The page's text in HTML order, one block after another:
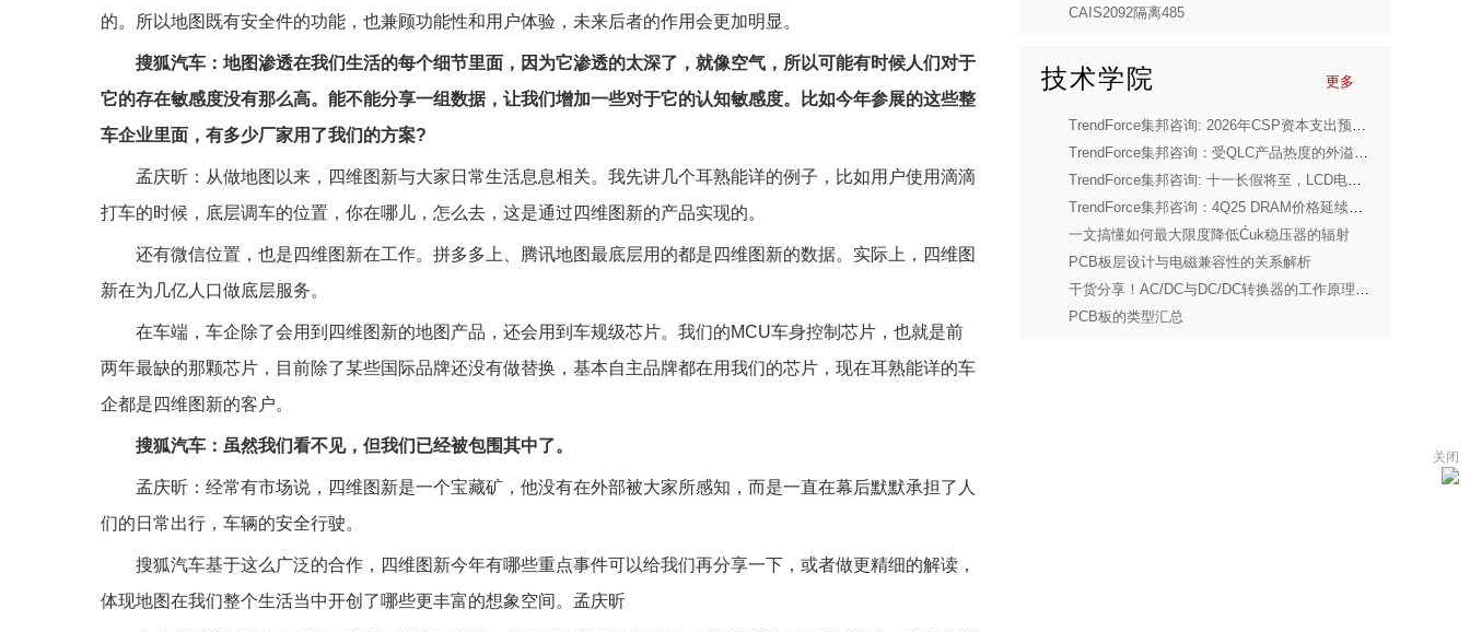
的。所以地图既有安全件的功能，也兼顾功能性和用户体验，未来后者的作用会更加明显。
搜狐汽车：地图渗透在我们生活的每个细节里面，因为它渗透的太深了，就像空气，所以可能有时候人们对于
它的存在敏感度没有那么高。能不能分享一组数据，让我们增加一些对于它的认知敏感度。比如今年参展的这些整
车企业里面，有多少厂家用了我们的方案?
孟庆昕：从做地图以来，四维图新与大家日常生活息息相关。我先讲几个耳熟能详的例子，比如用户使用滴滴
打车的时候，底层调车的位置，你在哪儿，怎么去，这是通过四维图新的产品实现的。
还有微信位置，也是四维图新在工作。拼多多上、腾讯地图最底层用的都是四维图新的数据。实际上，四维图
新在为几亿人口做底层服务。
在车端，车企除了会用到四维图新的地图产品，还会用到车规级芯片。我们的MCU车身控制芯片，也就是前
两年最缺的那颗芯片，目前除了某些国际品牌还没有做替换，基本自主品牌都在用我们的芯片，现在耳熟能详的车
企都是四维图新的客户。
搜狐汽车：虽然我们看不见，但我们已经被包围其中了。
孟庆昕：经常有市场说，四维图新是一个宝藏矿，他没有在外部被大家所感知，而是一直在幕后默默承担了人
们的日常出行，车辆的安全行驶。
搜狐汽车基于这么广泛的合作，四维图新今年有哪些重点事件可以给我们再分享一下，或者做更精细的解读，
体现地图在我们整个生活当中开创了哪些更丰富的想象空间。孟庆昕
CAIS2092隔离485
更多
技术学院
TrendForce集邦咨询: 2026年CSP资本支出预计将高达5,200亿美元，GPU采购与ASIC研发成创新高核心驱动力
TrendForce集邦咨询：受QLC产品热度的外溢效应驱动，预计NAND Flash 4Q25价格将上涨5-10%
TrendForce集邦咨询: 十一长假将至，LCD电视面板大厂计划调降稼动率稳运维
TrendForce集邦咨询：4Q25 DRAM价格延续涨势，服务器需求提前发酵、旧制程产品涨幅仍较大
一文搞懂如何最大限度降低Ćuk稳压器的辐射
PCB板层设计与电磁兼容性的关系解析
干货分享！AC/DC与DC/DC转换器的工作原理与应用
PCB板的类型汇总
关闭